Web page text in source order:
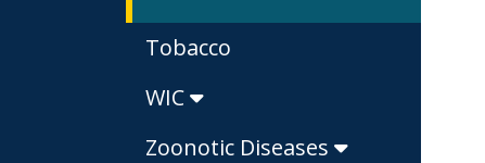
Tobacco
WIC
Zoonotic Diseases